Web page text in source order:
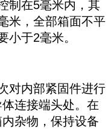
制在5毫米内，其
米，全部箱面不平
小于2毫米。
内部紧固件进行
连接端头处。在
杂物，保持设备